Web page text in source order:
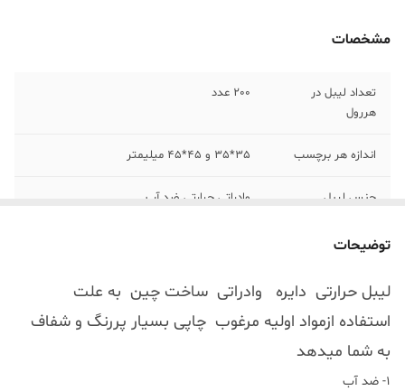
مشخصات
تعداد لیبل در
هررول
200 عدد
اندازه هر برچسب 35*35 و 45*45 میلیمتر
جنس لیبل وادراتی حرارتی ضد آب
رنگ
توضیحات
لیبل حرارتی دایره وادراتی ساخت چین به علت
استفاده ازمواد اولیه مرغوب چاپی بسیار پررنگ و شفاف
به شما میدهد
1- ضد آب